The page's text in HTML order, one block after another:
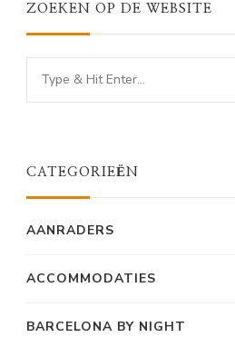
ZOEKEN OP DE WEBSITE
Looking
for
CATEGORIEËN
AANRADERS
ACCOMMODATIES
BARCELONA BY NIGHT